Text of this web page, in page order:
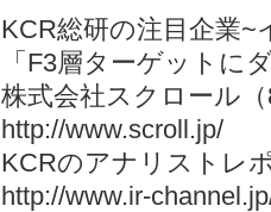
KCR総研の注目企業~
「F3層ターゲットに
株式会社スクロール
http://www.scroll.jp/
KCRのアナリストレ
http://www.ir-